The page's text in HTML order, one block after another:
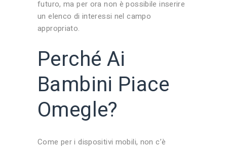
futuro, ma per ora non è possibile inserire
un elenco di interessi nel campo
appropriato.
Perché Ai
Bambini Piace
Omegle?
Come per i dispositivi mobili, non c’è